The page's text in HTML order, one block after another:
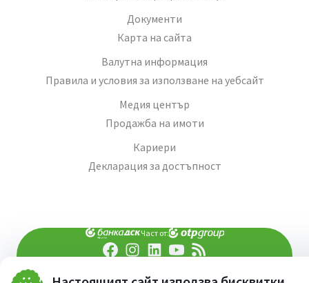
Документи
Карта на сайта
Валутна информация
Правила и условия за използване на уебсайт
Медия център
Продажба на имоти
Кариери
Декларация за достъпност
Част от:
При въпроси - попитай AI асистента ни